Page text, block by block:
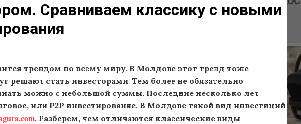
Сравниваем классику с новыми
трендом по всему миру. В Молдове этот тренд тоже
решают стать инвесторами. Тем более не обязательно
можно с небольшой суммы. Последние несколько лет
или P2P инвестирование. В Молдове такой вид инвестиций
. Разберем, чем отличаются классические виды